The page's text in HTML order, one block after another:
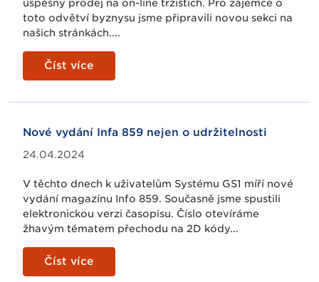
úspěšný prodej na on-line tržištích. Pro zájemce o
toto odvětví byznysu jsme připravili novou sekci na
našich stránkách....
Číst více
Nové vydání Infa 859 nejen o udržitelnosti
24.04.2024
V těchto dnech k uživatelům Systému GS1 míří nové
vydání magazínu Info 859. Současně jsme spustili
elektronickou verzi časopisu. Číslo otevíráme
žhavým tématem přechodu na 2D kódy...
Číst více